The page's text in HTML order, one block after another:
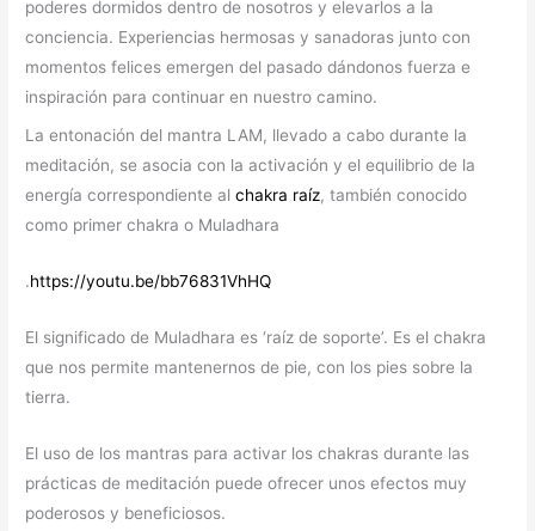
La entonación del mantra LAM, llevado a cabo durante la
meditación, se asocia con la activación y el equilibrio de la
energía correspondiente alchakra raíz, también conocido
como primer chakra o Muladhara
.https://youtu.be/bb76831VhHQ
El significado de Muladhara es ‘raíz de soporte’. Es el chakra
que nos permite mantenernos de pie, con los pies sobre la
tierra.
El uso de los mantras para activar los chakras durante las
prácticas de meditación puede ofrecer unos efectos muy
poderosos y beneficiosos.